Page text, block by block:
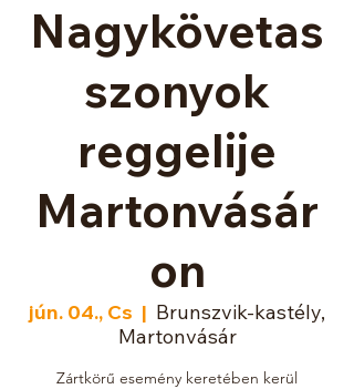
Nagykövetas
szonyok
reggelije
Martonvásár
on
jún. 04., Cs
  |
Brunszvik-kastély,
Martonvásár
Zártkörű esemény keretében kerül